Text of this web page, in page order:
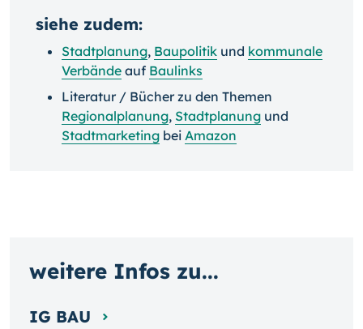
siehe zudem:
Stadtplanung, Baupolitik und kommunale
Verbände auf Baulinks
Literatur / Bücher zu den Themen
Regionalplanung, Stadtplanung und
Stadtmarketing bei Amazon
weitere Infos zu...
IG BAU